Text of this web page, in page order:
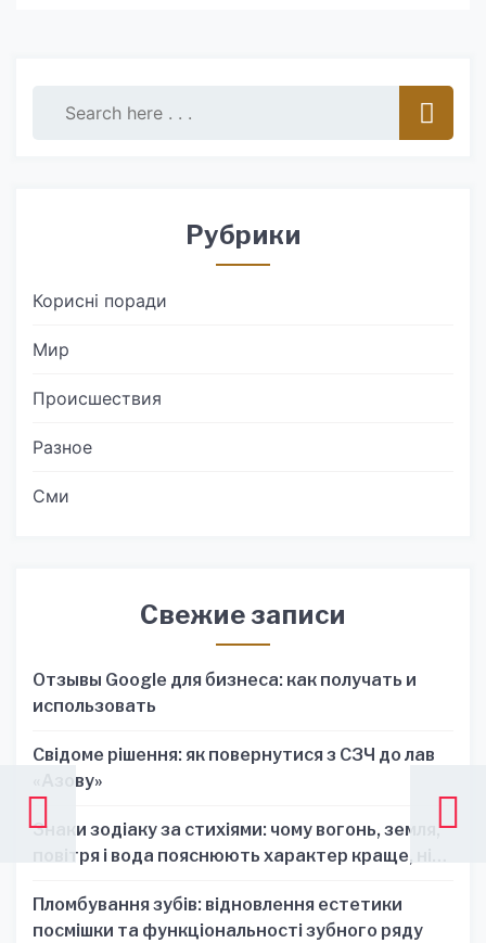
Рубрики
Корисні поради
Мир
Происшествия
Разное
Сми
Свежие записи
Отзывы Google для бизнеса: как получать и
использовать
Свідоме рішення: як повернутися з СЗЧ до лав
«Азову»
Знаки зодіаку за стихіями: чому вогонь, земля,
повітря і вода пояснюють характер краще, ніж
Пломбування зубів: відновлення естетики
посмішки та функціональності зубного ряду